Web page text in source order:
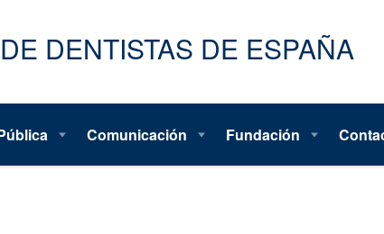
Comunicación Fundación